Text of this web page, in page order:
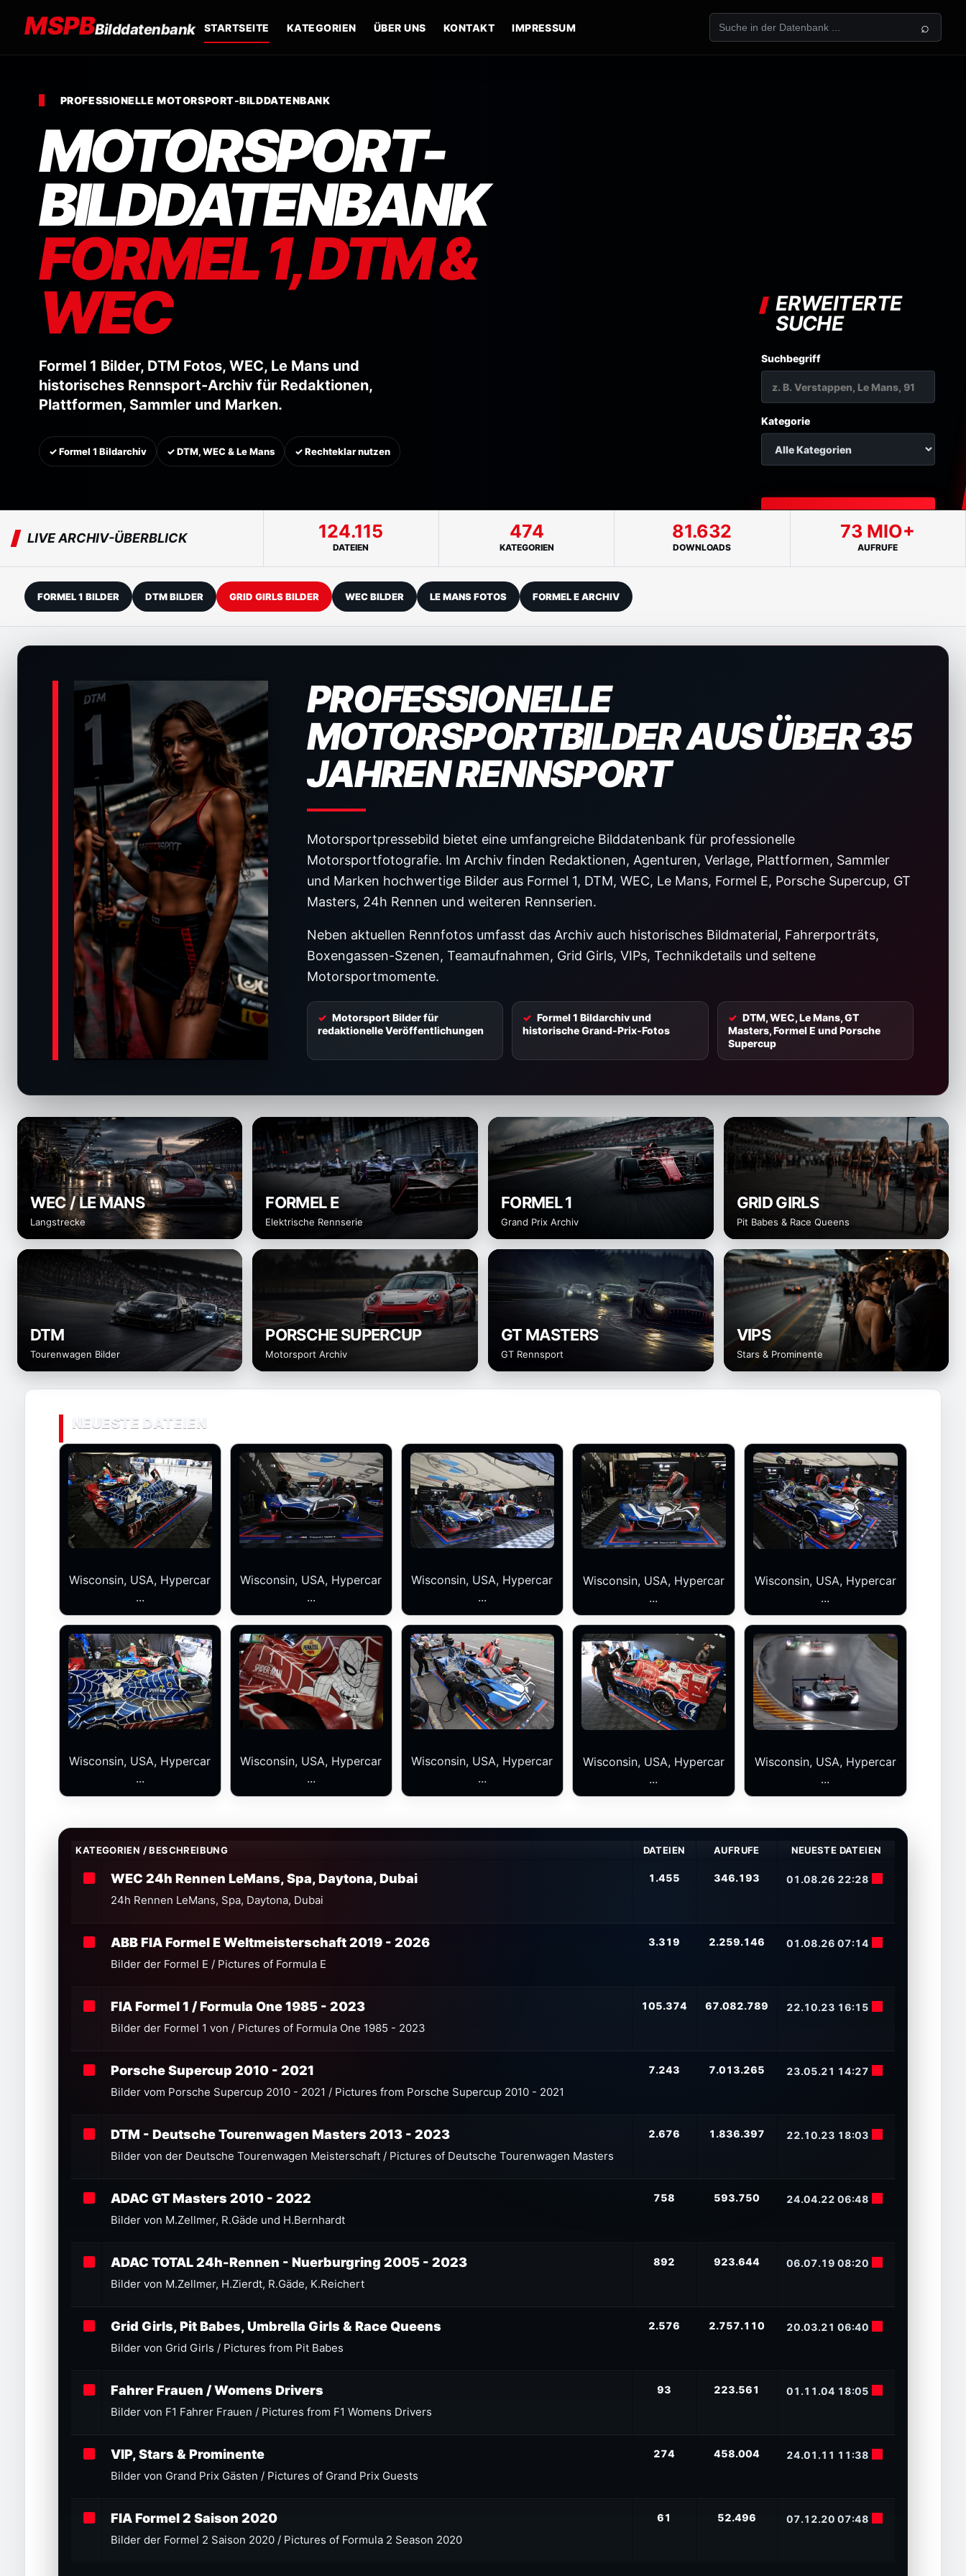
MSPBBilddatenbank STARTSEITE KATEGORIEN ÜBER UNS KONTAKT IMPRESSUM ⌕
PROFESSIONELLE MOTORSPORT-BILDDATENBANK
MOTORSPORT-
BILDDATENBANK
FORMEL 1, DTM &
WEC
Formel 1 Bilder, DTM Fotos, WEC, Le Mans und
historisches Rennsport-Archiv für Redaktionen,
Plattformen, Sammler und Marken.
✓ Formel 1 Bildarchiv ✓ DTM, WEC & Le Mans ✓ Rechteklar nutzen
ERWEITERTE
SUCHE
Suchbegriff
Kategorie
LIVE ARCHIV-ÜBERBLICK
124.115
DATEIEN
474
KATEGORIEN
81.632
DOWNLOADS
73 MIO+
AUFRUFE
FORMEL 1 BILDER DTM BILDER GRID GIRLS BILDER WEC BILDER LE MANS FOTOS FORMEL E ARCHIV
PROFESSIONELLE
MOTORSPORTBILDER AUS ÜBER 35
JAHREN RENNSPORT
Motorsportpressebild bietet eine umfangreiche Bilddatenbank für professionelle
Motorsportfotografie. Im Archiv finden Redaktionen, Agenturen, Verlage, Plattformen, Sammler
und Marken hochwertige Bilder aus Formel 1, DTM, WEC, Le Mans, Formel E, Porsche Supercup, GT
Masters, 24h Rennen und weiteren Rennserien.
Neben aktuellen Rennfotos umfasst das Archiv auch historisches Bildmaterial, Fahrerporträts,
Boxengassen-Szenen, Teamaufnahmen, Grid Girls, VIPs, Technikdetails und seltene
Motorsportmomente.
Motorsport Bilder für
redaktionelle Veröffentlichungen
Formel 1 Bildarchiv und
historische Grand-Prix-Fotos
DTM, WEC, Le Mans, GT
Masters, Formel E und Porsche
Supercup
WEC / LE MANS
Langstrecke
FORMEL E
Elektrische Rennserie
FORMEL 1
Grand Prix Archiv
GRID GIRLS
Pit Babes & Race Queens
DTM
Tourenwagen Bilder
PORSCHE SUPERCUP
Motorsport Archiv
GT MASTERS
GT Rennsport
VIPS
Stars & Prominente
NEUESTE DATEIEN
Wisconsin, USA, Hypercar
...
Wisconsin, USA, Hypercar
...
Wisconsin, USA, Hypercar
...
Wisconsin, USA, Hypercar
...
Wisconsin, USA, Hypercar
...
Wisconsin, USA, Hypercar
...
Wisconsin, USA, Hypercar
...
Wisconsin, USA, Hypercar
...
Wisconsin, USA, Hypercar
...
Wisconsin, USA, Hypercar
...
KATEGORIEN / BESCHREIBUNG DATEIEN AUFRUFE NEUESTE DATEIEN
WEC 24h Rennen LeMans, Spa, Daytona, Dubai
24h Rennen LeMans, Spa, Daytona, Dubai
1.455 346.193 01.08.26 22:28
ABB FIA Formel E Weltmeisterschaft 2019 - 2026
Bilder der Formel E / Pictures of Formula E
3.319 2.259.146 01.08.26 07:14
FIA Formel 1 / Formula One 1985 - 2023
Bilder der Formel 1 von / Pictures of Formula One 1985 - 2023
105.374 67.082.789 22.10.23 16:15
Porsche Supercup 2010 - 2021
Bilder vom Porsche Supercup 2010 - 2021 / Pictures from Porsche Supercup 2010 - 2021
7.243 7.013.265 23.05.21 14:27
DTM - Deutsche Tourenwagen Masters 2013 - 2023
Bilder von der Deutsche Tourenwagen Meisterschaft / Pictures of Deutsche Tourenwagen Masters
2.676 1.836.397 22.10.23 18:03
ADAC GT Masters 2010 - 2022
Bilder von M.Zellmer, R.Gäde und H.Bernhardt
758 593.750 24.04.22 06:48
ADAC TOTAL 24h-Rennen - Nuerburgring 2005 - 2023
Bilder von M.Zellmer, H.Zierdt, R.Gäde, K.Reichert
892 923.644 06.07.19 08:20
Grid Girls, Pit Babes, Umbrella Girls & Race Queens
Bilder von Grid Girls / Pictures from Pit Babes
2.576 2.757.110 20.03.21 06:40
Fahrer Frauen / Womens Drivers
Bilder von F1 Fahrer Frauen / Pictures from F1 Womens Drivers
93 223.561 01.11.04 18:05
VIP, Stars & Prominente
Bilder von Grand Prix Gästen / Pictures of Grand Prix Guests
274 458.004 24.01.11 11:38
FIA Formel 2 Saison 2020
Bilder der Formel 2 Saison 2020 / Pictures of Formula 2 Season 2020
61 52.496 07.12.20 07:48